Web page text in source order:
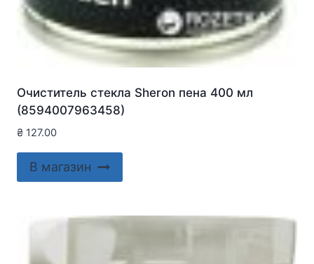
Очиститель стекла Sheron пена 400 мл
(8594007963458)
₴ 127.00
В магазин